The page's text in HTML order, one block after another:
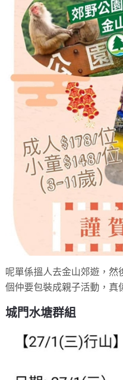
呢單係搵人去金山郊遊，然
個仲要包裝成親子活動，真
城門水塘群組